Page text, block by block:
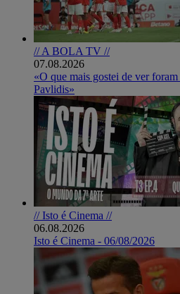
// A BOLA TV //
07.08.2026
«O que mais gostei de ver
Pavlidis»
// Isto é Cinema //
06.08.2026
Isto é Cinema - 06/08/2026